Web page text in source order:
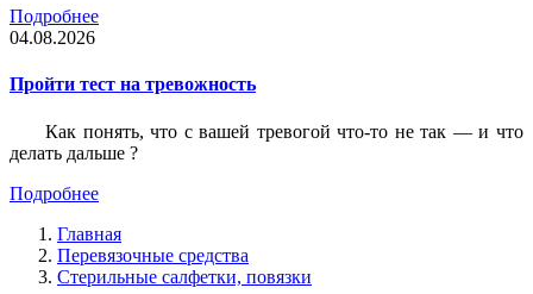
Подробнее
04.08.2026
Пройти тест на тревожность
Как понять, что с вашей тревогой что-то не так — и что
делать дальше ?
Подробнее
Главная
Перевязочные средства
Стерильные салфетки, повязки